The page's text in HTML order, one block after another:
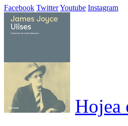
Facebook TwitterYoutube Instagram
Hojea